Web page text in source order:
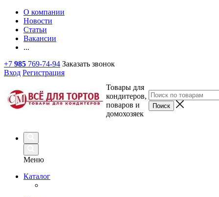
О компании
Новости
Статьи
Вакансии
...
+7 985 769-74-94 Заказать звонок
Вход Регистрация
Товары для
кондитеров,
поваров и
домохозяек
Меню
Каталог